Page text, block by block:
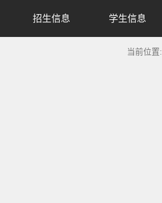
招生信息 学生信息
当前位置: